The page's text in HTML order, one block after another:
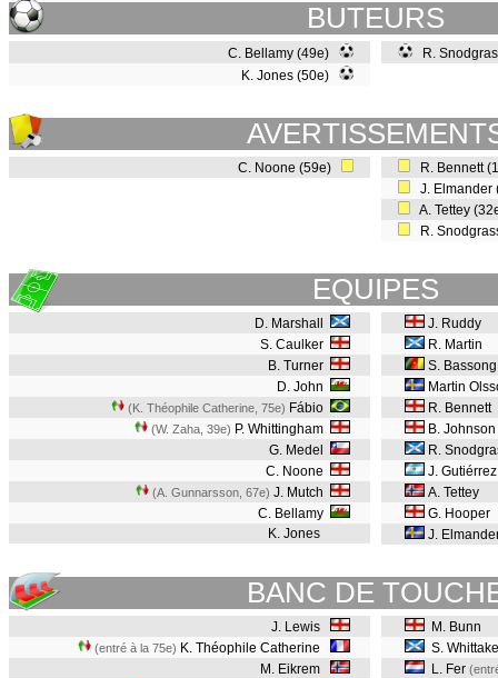
BUTEURS
C. Bellamy (49e)
K. Jones (50e)
R.
C. Noone (59e)
R. Bennett
J.
A. Tettey
R.
EQUIPES
D. Marshall
S. Caulker
B. Turner
D. John
(K. Théophile Catherine, 75e) Fábio
(W. Zaha, 39e) P. Whittingham
G. Medel
C. Noone
(A. Gunnarsson, 67e) J. Mutch
C. Bellamy
K. Jones
J. Ruddy
R. Martin
S. Bassong
Martin
R. Bennett
B. Johnson
R.
J.
A. Tettey
G. Hooper
J.
BANC DE
J. Lewis
(entré à la 75e) K. Théophile Catherine
M. Eikrem
M. Bunn
S.
L. Fer